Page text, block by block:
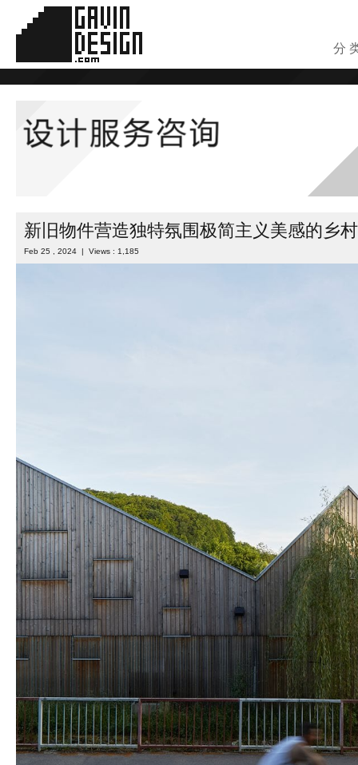
分
新旧物件营造独特氛围极简主义美感的乡
Feb 25 , 2024 | Views : 1,185